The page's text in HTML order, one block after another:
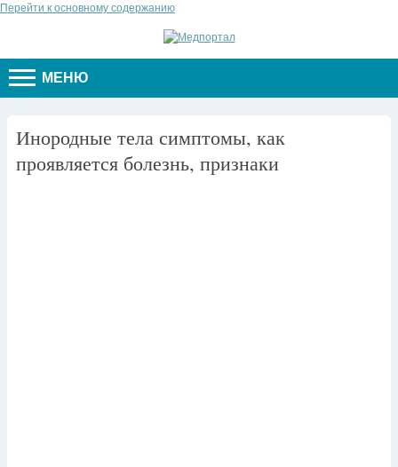
Перейти к основному содержанию
МЕНЮ
Инородные тела симптомы, как
проявляется болезнь, признаки